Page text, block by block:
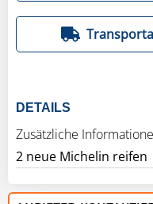
DETAILS
Zusätzliche
2 neue Michelin reifen